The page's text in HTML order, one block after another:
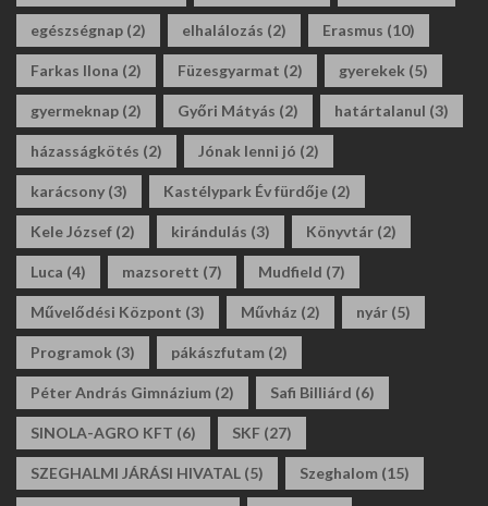
egészségnap (2) elhalálozás (2) Erasmus (10)
Farkas Ilona (2) Füzesgyarmat (2) gyerekek (5)
gyermeknap (2) Győri Mátyás (2) határtalanul (3)
házasságkötés (2) Jónak lenni jó (2)
karácsony (3) Kastélypark Év fürdője (2)
Kele József (2) kirándulás (3) Könyvtár (2)
Luca (4) mazsorett (7) Mudfield (7)
Művelődési Központ (3) Művház (2) nyár (5)
Programok (3) pákászfutam (2)
Péter András Gimnázium (2) Safi Billiárd (6)
SINOLA-AGRO KFT (6) SKF (27)
SZEGHALMI JÁRÁSI HIVATAL (5) Szeghalom (15)